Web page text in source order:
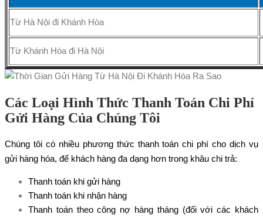
Từ Hà Nội đi Khánh Hòa
Từ Khánh Hòa đi Hà Nội
Các Loại Hình Thức Thanh Toán Chi Phí
Gửi Hàng Của Chúng Tôi
Chúng tôi có nhiều phương thức thanh toán chi phí cho dịch vụ
gửi hàng hóa, để khách hàng đa dạng hơn trong khâu chi trả:
Thanh toán khi gửi hàng
Thanh toán khi nhận hàng
Thanh toán theo công nợ hàng tháng (đối với các khách